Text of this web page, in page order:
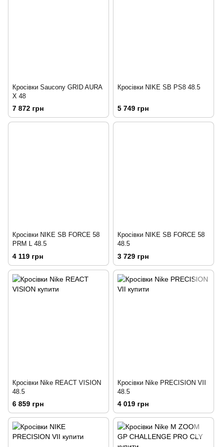
Кросівки Saucony GRID AURA
X 48
7 872 грн
Кросівки NIKE SB PS8 48.5
5 749 грн
Кросівки NIKE SB FORCE 58
PRM L 48.5
4 119 грн
Кросівки NIKE SB FORCE 58
48.5
3 729 грн
Кросівки Nike REACT VISION
48.5
6 859 грн
Кросівки Nike PRECISION VII
48.5
4 019 грн